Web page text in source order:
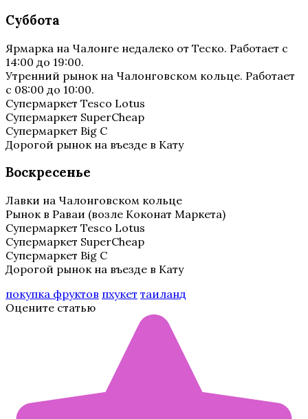
Суббота
Ярмарка на Чалонге недалеко от Теско. Работает с
14:00 до 19:00.
Утренний рынок на Чалонговском кольце. Работает
с 08:00 до 10:00.
Супермаркет Tesco Lotus
Супермаркет SuperCheap
Супермаркет Big C
Дорогой рынок на въезде в Кату
Воскресенье
Лавки на Чалонговском кольце
Рынок в Раваи (возле Коконат Маркета)
Супермаркет Tesco Lotus
Супермаркет SuperCheap
Супермаркет Big C
Дорогой рынок на въезде в Кату
покупка фруктов пхукет таиланд
Оцените статью